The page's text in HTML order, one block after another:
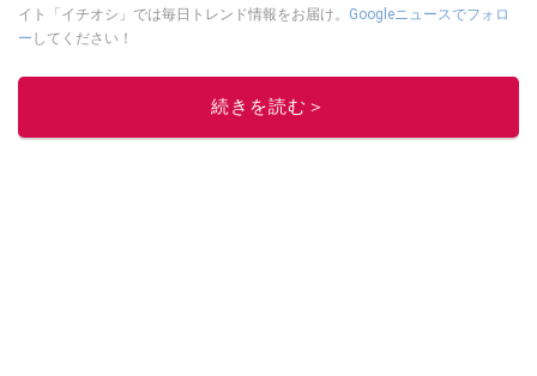
イト「イチオシ」では毎日トレンド情報をお届け。 Googleニュースでフォロ
ー してください！
このイチオシストの他の記事を読む
続きを読む＞